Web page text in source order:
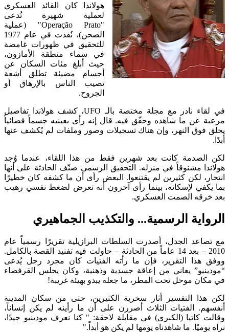
هولاندا كان القائد العسكري
لعملية شهيرة تُدعى
"Operação Prato" (عملية
الصحن)، نُفذت في عام 1977
للتحقيق في ظهورات غامضة
في سماء منطقة الأمازون،
حيث أبلغ مئات السكان عن
أجسام مضيئة تطلق أشعة
تصيب الناس بالإرهاق أو
الجروح.
في لقاء نادر مع مجلة مختصة بالـ UFO، كشف هولاندا تفاصيل
مرعبة عن ما شاهده وحقّق فيه. قال إنه رأى بعينيه جسماً فضائياً
يحلق فوق النهر، وإن هناك تسجيلات وصور وملفات لم يُكشف عنها
أبدًا.
لكن الصدمة كانت بعد شهرين فقط من هذا اللقاء، عندما وُجد
هولاندا مشنوقاً في منزله. التحقيق الرسمي صنّف الحادثة على أنها
انتحار، لكن كثيرين لم يقتنعوا. البعض رأى أن ما كشفه كان خطيرًا
بما يكفي لإسكاته، بينما رأى آخرون أنه تعرض لضغط نفسي رهيب
بعد خرقه الصمت العسكري.
الرواية الرسمية... والتكذيب الجماهيري
مع تصاعد الجدل، أصدرت السلطات البرازيلية تقريرًا رسمياً عام
2010 – بعد 14 عاماً من الحادثة – حاولت فيه تفنيد القصة بالكامل.
ووفق هذا التقرير، فإن ما رأته الفتيات كان مجرد رجل يُدعى
“مودينيو” يعاني من إعاقة جسدية وذهنية، وكان يجلس القرفصاء
في مكان موحل تحت المطر، ما جعله يبدو بهيئة غريبة!
لكن هذا التفسير أثار سخرية الكثيرين، حتى من سكان المدينة
أنفسهم. الفتيات الثلاث أصررن على أن ما رأينه لم يكن إنساناً،
وقالت كاتيا (الكبرى) في مقابلة لاحقة: " كنا نعرف مودينيو جيدًا،
نراه يوميًا. ما شاهدناه يومها لم يكن هو أبداً."